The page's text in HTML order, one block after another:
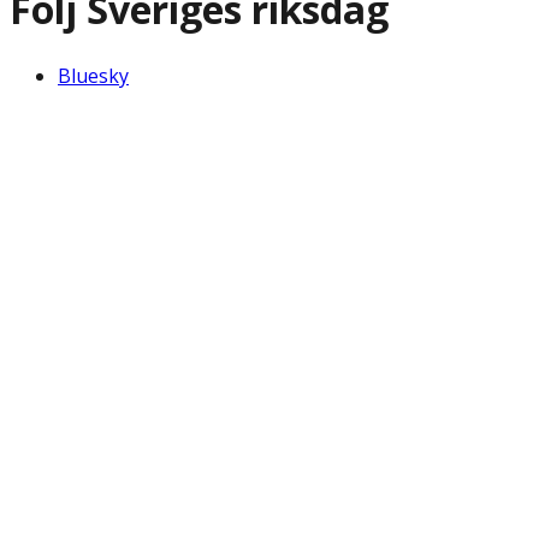
Bluesky